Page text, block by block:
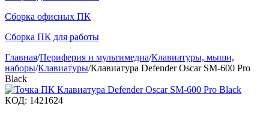
Сборка офисных ПК
Сборка ПК для работы
Главная/Периферия и мультимедиа/Клавиатуры, мыши,
наборы/Клавиатуры/Клавиатура Defender Oscar SM-600 Pro
Black
КОД: 1421624